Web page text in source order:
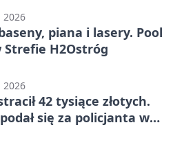
piana i lasery. Pool
Strefie H2Ostróg
2026
42 tysiące złotych.
się za policjanta w